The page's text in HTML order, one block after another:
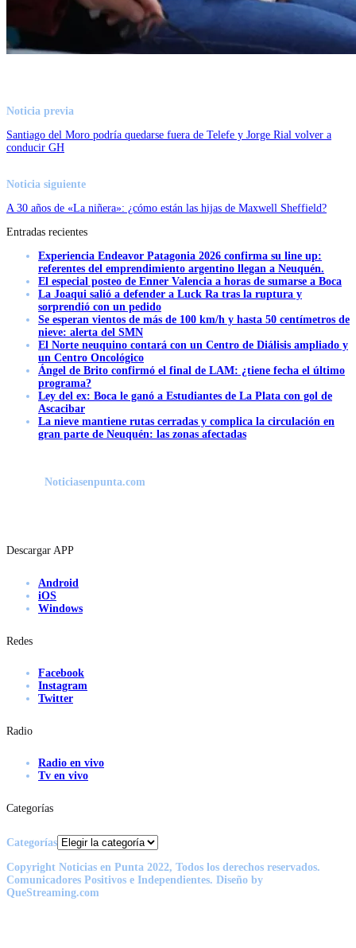
Noticia previa
Santiago del Moro podría quedarse fuera de Telefe y Jorge Rial volver a
conducir GH
Noticia siguiente
A 30 años de «La niñera»: ¿cómo están las hijas de Maxwell Sheffield?
Entradas recientes
Experiencia Endeavor Patagonia 2026 confirma su line up:
referentes del emprendimiento argentino llegan a Neuquén.
El especial posteo de Enner Valencia a horas de sumarse a Boca
La Joaqui salió a defender a Luck Ra tras la ruptura y
sorprendió con un pedido
Se esperan vientos de más de 100 km/h y hasta 50 centímetros de
nieve: alerta del SMN
El Norte neuquino contará con un Centro de Diálisis ampliado y
un Centro Oncológico
Ángel de Brito confirmó el final de LAM: ¿tiene fecha el último
programa?
Ley del ex: Boca le ganó a Estudiantes de La Plata con gol de
Ascacibar
La nieve mantiene rutas cerradas y complica la circulación en
gran parte de Neuquén: las zonas afectadas
Noticiasenpunta.com
Descargar APP
Android
iOS
Windows
Redes
Facebook
Instagram
Twitter
Radio
Radio en vivo
Tv en vivo
Categorías
Categorías
Copyright Noticias en Punta 2022, Todos los derechos reservados.
Comunicadores Positivos e Independientes. Diseño by
QueStreaming.com